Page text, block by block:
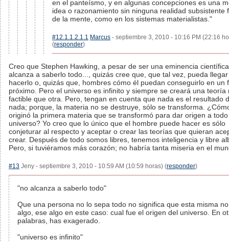
en el panteísmo, y en algunas concepciones es una
idea o razonamiento sin ninguna realidad subsistente
de la mente, como en los sistemas materialistas."
#12.1.1.2.1.1 Marcus - septiembre 3, 2010 - 10:16 PM (22:16
(responder)
Creo que Stephen Hawking, a pesar de ser una eminencia
alcanza a saberlo todo..., quizás cree que, que tal vez, pueda
hacerlo o, quizás que, hombres cómo él puedan conseguirlo en un
próximo. Pero el universo es infinito y siempre se creará una teoría
factible que otra. Pero, tengan en cuenta que nada es el resultado
nada; porque, la materia no se destruye, sólo se transforma.
originó la primera materia que se transformó para dar origen a
universo? Yo creo que lo único que el hombre puede hacer es sólo
conjeturar al respecto y aceptar o crear las teorías que quieran
crear. Después de todo somos libres, tenemos inteligencia y libre
Pero, si tuviéramos más corazón; no habría tanta miseria en el
#13 Jeny - septiembre 3, 2010 - 10:59 AM (10:59 horas) (responder)
"no alcanza a saberlo todo"
Que una persona no lo sepa todo no significa que esta misma
algo, ese algo en este caso: cual fue el origen del universo. En
palabras, has exagerado.
"universo es infinito"